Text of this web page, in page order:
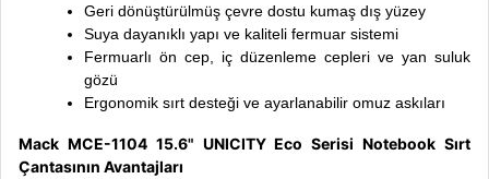
Geri dönüştürülmüş çevre dostu kumaş dış yüzey
Suya dayanıklı yapı ve kaliteli fermuar sistemi
Fermuarlı ön cep, iç düzenleme cepleri ve yan suluk
gözü
Ergonomik sırt desteği ve ayarlanabilir omuz askıları
Mack MCE-1104 15.6" UNICITY Eco Serisi Notebook Sırt
Çantasının Avantajları